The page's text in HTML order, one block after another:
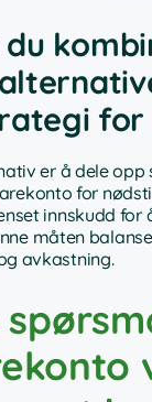
du
for
er å dele opp
for
innskudd for
måten
avkastning.